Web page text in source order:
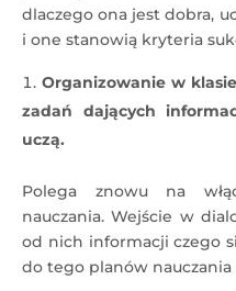
dlaczego ona jest dobra,
i one stanowią kryteria
Organizowanie w
zadań dających
uczą.
Polega znowu na
nauczania. Wejście w
od nich informacji czego
do tego planów nauczania